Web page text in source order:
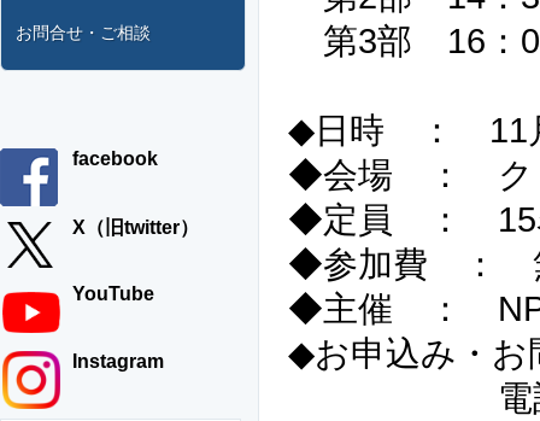
お問合せ・ご相談
facebook
X（旧twitter）
YouTube
Instagram
第3部 16：
◆日時 ： 11
◆会場 ： ク
◆定員 ： 15
◆参加費 ：
◆主催 ：
◆お申込み・
電話